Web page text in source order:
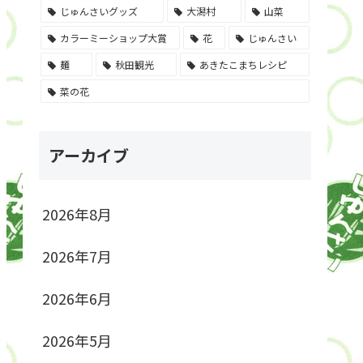
じゅんさいグッズ
大潟村
山菜
カラーミーショップ大賞
花
じゅんさい
麺
秋田観光
あきたこまちレシピ
菜の花
アーカイブ
2026年8月
2026年7月
2026年6月
2026年5月